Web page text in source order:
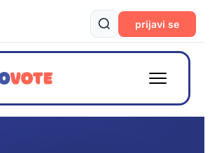
prijavi se